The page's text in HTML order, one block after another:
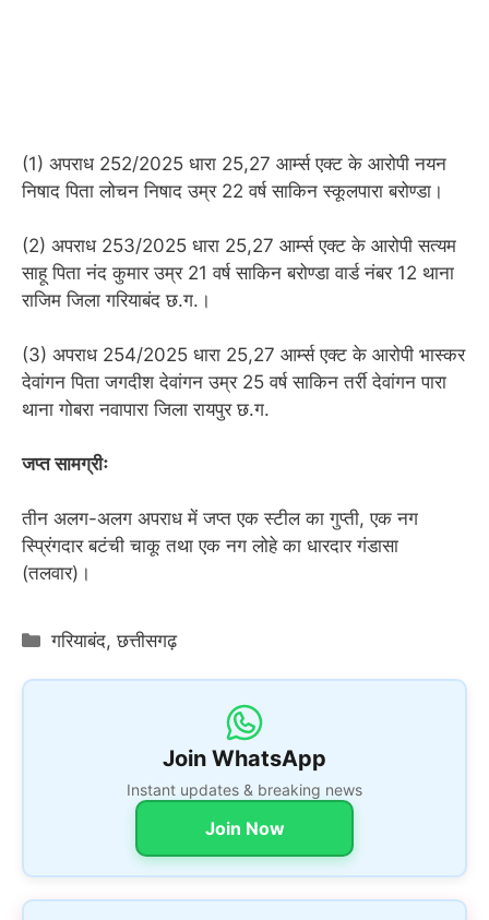
(1) अपराध 252/2025 धारा 25,27 आर्म्स एक्ट के आरोपी नयन
निषाद पिता लोचन निषाद उम्र 22 वर्ष साकिन स्कूलपारा बरोण्डा।
(2) अपराध 253/2025 धारा 25,27 आर्म्स एक्ट के आरोपी सत्यम
साहू पिता नंद कुमार उम्र 21 वर्ष साकिन बरोण्डा वार्ड नंबर 12 थाना
राजिम जिला गरियाबंद छ.ग.।
(3) अपराध 254/2025 धारा 25,27 आर्म्स एक्ट के आरोपी भास्कर
देवांगन पिता जगदीश देवांगन उम्र 25 वर्ष साकिन तर्री देवांगन पारा
थाना गोबरा नवापारा जिला रायपुर छ.ग.
जप्त सामग्रीः
तीन अलग-अलग अपराध में जप्त एक स्टील का गुप्ती, एक नग
स्प्रिंगदार बटंची चाकू तथा एक नग लोहे का धारदार गंडासा
(तलवार)।
Categories
गरियाबंद,छत्तीसगढ़
Join WhatsApp
Instant updates & breaking news
Join Now